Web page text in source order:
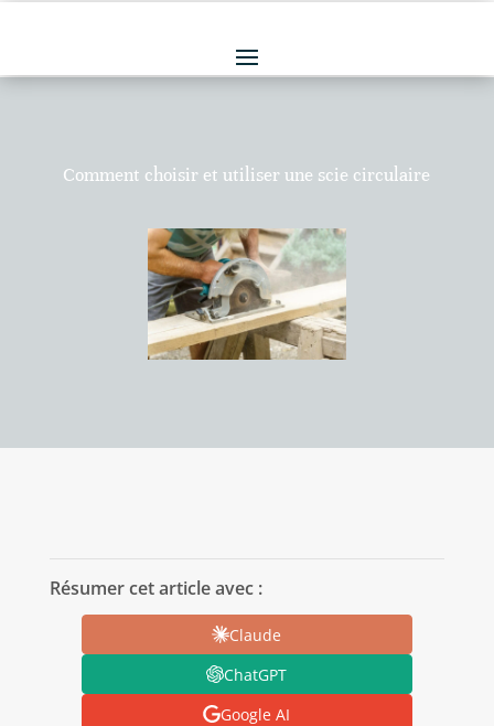
Comment choisir et utiliser une scie circulaire
Résumer cet article avec :
Claude
ChatGPT
Google AI